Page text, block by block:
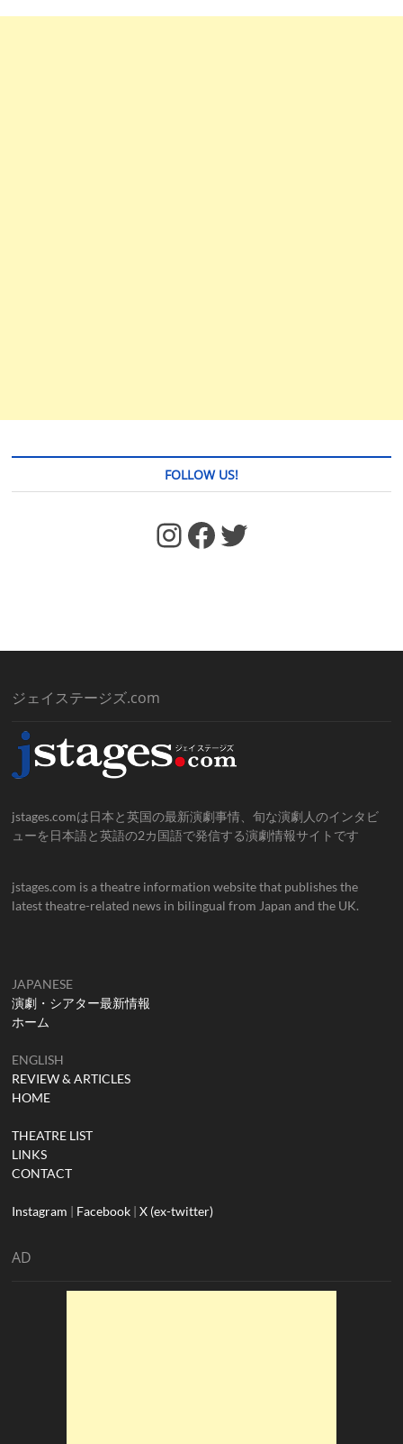
FOLLOW US!
https://www.facebook.com/jstages/ Facebook Twitter
ジェイステージズ.com
jstages.comは日本と英国の最新演劇事情、旬な演劇人のインタビ
ューを日本語と英語の2カ国語で発信する演劇情報サイトです
jstages.com is a theatre information website that publishes the
latest theatre-related news in bilingual from Japan and the UK.
JAPANESE
演劇・シアター最新情報
ホーム
ENGLISH
REVIEW & ARTICLES
HOME
THEATRE LIST
LINKS
CONTACT
Instagram | Facebook |X (ex-twitter)
AD